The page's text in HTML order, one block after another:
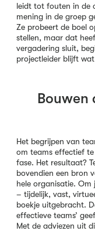
leidt tot fouten in de
mening in de groep
Ze probeert de boel
stellen, maar dat
vergadering sluit,
projectleider blijft
Bouwen
Het begrijpen van
om teams effectief te
fase. Het resultaat?
bovendien een bron
hele organisatie.
– tijdelijk, vast,
boekje uitgebracht.
effectieve teams’
Met de adviezen uit